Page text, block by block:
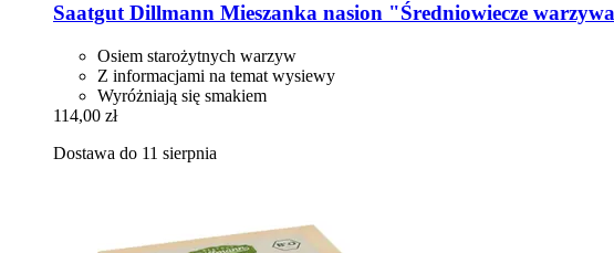
Saatgut Dillmann Mieszanka nasion "Średniowiecze
Osiem starożytnych warzyw
Z informacjami na temat wysiewy
Wyróżniają się smakiem
114,00 zł
Dostawa do 11 sierpnia